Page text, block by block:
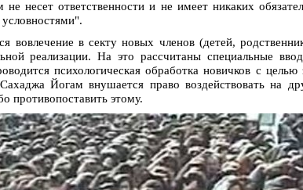
несет ответственности и не имеет никаких
вовлечение в секту новых членов (детей,
реализации. На это рассчитаны специальные
психологическая обработка новичков с
Йогам внушается право воздействовать на
противопоставить этому.